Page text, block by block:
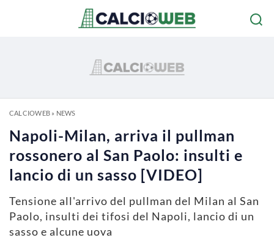
CALCIOWEB» NEWS
Napoli-Milan, arriva il pullman
rossonero al San Paolo: insulti e
lancio di un sasso [VIDEO]
Tensione all'arrivo del pullman del Milan al San
Paolo, insulti dei tifosi del Napoli, lancio di un
sasso e alcune uova